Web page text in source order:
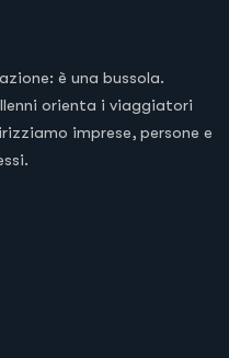
è una bussola.
orienta i viaggiatori
imprese, persone e